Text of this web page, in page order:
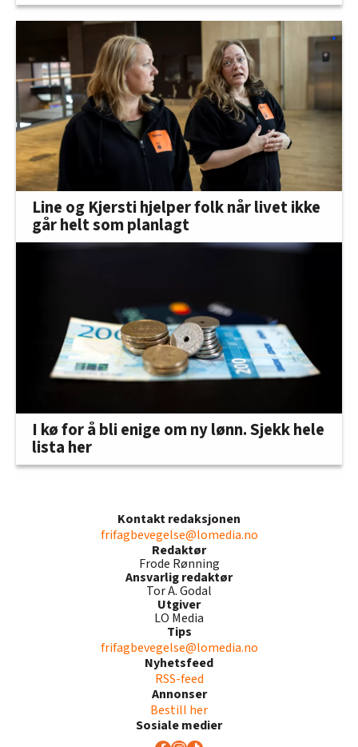
Line og Kjersti hjelper folk når livet ikke
går helt som planlagt
I kø for å bli enige om ny lønn. Sjekk hele
lista her
Kontakt redaksjonen
frifagbevegelse@lomedia.no
Redaktør
Frode Rønning
Ansvarlig redaktør
Tor A. Godal
Utgiver
LO Media
Tips
frifagbevegelse@lomedia.no
Nyhetsfeed
RSS-feed
Annonser
Bestill her
Sosiale medier